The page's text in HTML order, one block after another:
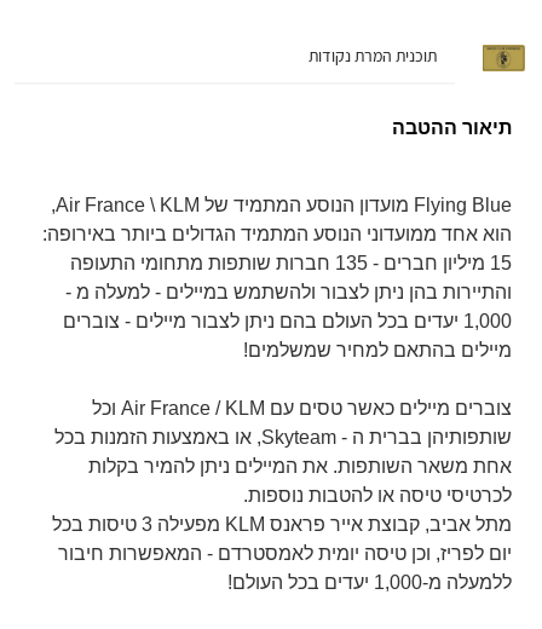
תוכנית המרת נקודות
תיאור ההטבה
Flying Blue מועדון הנוסע המתמיד של Air France \ KLM,
הוא אחד ממועדוני הנוסע המתמיד הגדולים ביותר באירופה:
15 מיליון חברים - 135 חברות שותפות מתחומי התעופה
והתיירות בהן ניתן לצבור ולהשתמש במיילים - למעלה מ -
1,000 יעדים בכל העולם בהם ניתן לצבור מיילים - צוברים
מיילים בהתאם למחיר שמשלמים!
צוברים מיילים כאשר טסים עם Air France / KLM וכל
שותפותיהן בברית ה - Skyteam, או באמצעות הזמנות בכל
אחת משאר השותפות. את המיילים ניתן להמיר בקלות
לכרטיסי טיסה או להטבות נוספות.
מתל אביב, קבוצת אייר פראנס KLM מפעילה 3 טיסות בכל
יום לפריז, וכן טיסה יומית לאמסטרדם - המאפשרות חיבור
ללמעלה מ-1,000 יעדים בכל העולם!